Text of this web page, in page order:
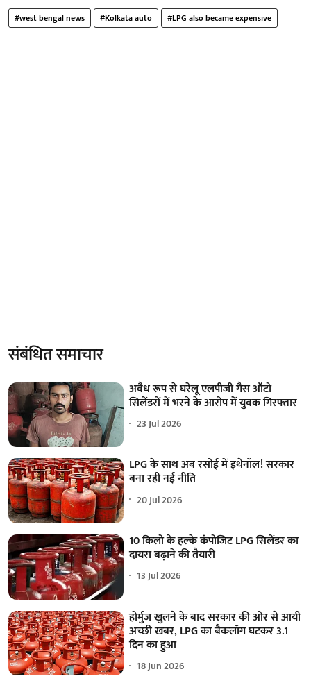
#west bengal news #Kolkata auto #LPG also became expensive
संबंधित समाचार
अवैध रूप से घरेलू एलपीजी गैस ऑटो
सिलेंडरों में भरने के आरोप में युवक गिरफ्तार
23 Jul 2026
LPG के साथ अब रसोई में इथेनॉल! सरकार
बना रही नई नीति
20 Jul 2026
10 किलो के हल्के कंपोजिट LPG सिलेंडर का
दायरा बढ़ाने की तैयारी
13 Jul 2026
होर्मुज खुलने के बाद सरकार की ओर से आयी
अच्छी खबर, LPG का बैकलॉग घटकर 3.1
दिन का हुआ
18 Jun 2026